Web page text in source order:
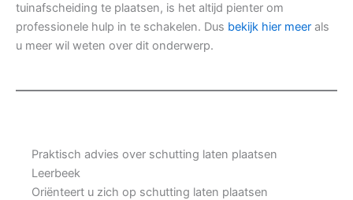
tuinafscheiding te plaatsen, is het altijd pienter om
professionele hulp in te schakelen. Dus bekijk hier meer als
u meer wil weten over dit onderwerp.
Praktisch advies over schutting laten plaatsen
Leerbeek
Oriënteert u zich op schutting laten plaatsen